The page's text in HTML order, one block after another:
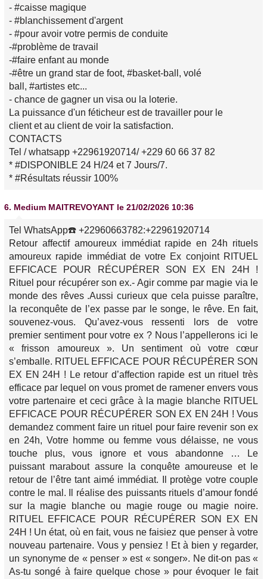
- #caisse magique
- #blanchissement d'argent
- #pour avoir votre permis de conduite
-#problème de travail
-#faire enfant au monde
-#être un grand star de foot, #basket-ball, volé
ball, #artistes etc...
- chance de gagner un visa ou la loterie.
La puissance d'un féticheur est de travailler pour le
client et au client de voir la satisfaction.
CONTACTS
Tel / whatsapp +22961920714/ +229 60 66 37 82
* #DISPONIBLE 24 H/24 et 7 Jours/7.
* #Résultats réussir 100%
6. Medium MAITREVOYANT le 21/02/2026 10:36
Tel WhatsApp☎️ +22960663782:+22961920714
Retour affectif amoureux immédiat rapide en 24h rituels
amoureux rapide immédiat de votre Ex conjoint RITUEL
EFFICACE POUR RÉCUPÉRER SON EX EN 24H !
Rituel pour récupérer son ex.- Agir comme par magie via le
monde des rêves .Aussi curieux que cela puisse paraître,
la reconquête de l’ex passe par le songe, le rêve. En fait,
souvenez-vous. Qu’avez-vous ressenti lors de votre
premier sentiment pour votre ex ? Nous l’appellerons ici le
« frisson amoureux ». Un sentiment où votre cœur
s’emballe. RITUEL EFFICACE POUR RÉCUPÉRER SON
EX EN 24H ! Le retour d’affection rapide est un rituel très
efficace par lequel on vous promet de ramener envers vous
votre partenaire et ceci grâce à la magie blanche RITUEL
EFFICACE POUR RÉCUPÉRER SON EX EN 24H ! Vous
demandez comment faire un rituel pour faire revenir son ex
en 24h, Votre homme ou femme vous délaisse, ne vous
touche plus, vous ignore et vous abandonne … Le
puissant marabout assure la conquête amoureuse et le
retour de l’être tant aimé immédiat. Il protège votre couple
contre le mal. Il réalise des puissants rituels d’amour fondé
sur la magie blanche ou magie rouge ou magie noire.
RITUEL EFFICACE POUR RÉCUPÉRER SON EX EN
24H ! Un état, où en fait, vous ne faisiez que penser à votre
nouveau partenaire. Vous y pensiez ! Et à bien y regarder,
un synonyme de « penser » est « songer». Ne dit-on pas «
As-tu songé à faire quelque chose » pour évoquer le fait